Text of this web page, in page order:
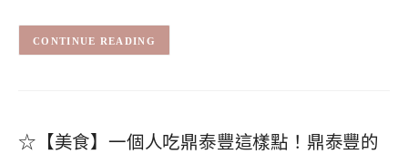
CONTINUE READING
☆【美食】一個人吃鼎泰豐這樣點！鼎泰豐的